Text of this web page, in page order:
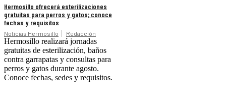
Hermosillo ofrecerá esterilizaciones
gratuitas para perros y gatos; conoce
fechas y requisitos
Noticias Hermosillo Redacción
Hermosillo realizará jornadas
gratuitas de esterilización, baños
contra garrapatas y consultas para
perros y gatos durante agosto.
Conoce fechas, sedes y requisitos.